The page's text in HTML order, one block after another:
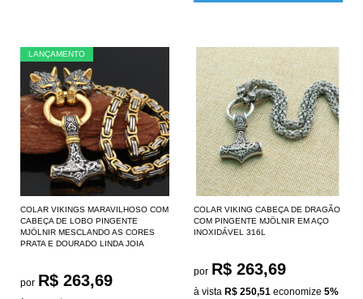
LANÇAMENTO
COLAR VIKINGS MARAVILHOSO COM
CABEÇA DE LOBO PINGENTE
MJÖLNIR MESCLANDO AS CORES
PRATA E DOURADO LINDA JOIA
por R$ 263,69
COLAR VIKING CABEÇA DE DRAGÃO
COM PINGENTE MJÖLNIR EM AÇO
INOXIDÁVEL 316L
por R$ 263,69
à vista R$ 250,51 economize 5%